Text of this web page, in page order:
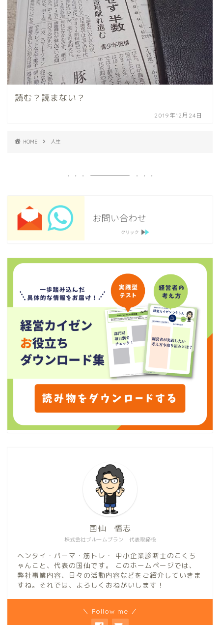
読む？読まない？
2019年12月24日
HOME 人生
株式会社ブルームプラン 代表取締役
国仙 悟志
ヘンタイ・パーマ・筋トレ・ 中小企業診断士のこくち
ゃんこと、代表の国仙です。 このホームページでは、
弊社事業内容、日々の活動内容などをご紹介していきま
すね。それでは、よろしくおねがいします！
＼ Follow me ／